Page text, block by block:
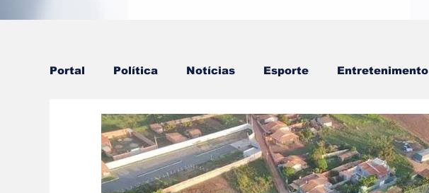
Portal Política Notícias Esporte Entretenimento